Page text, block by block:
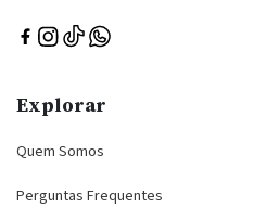
Explorar
Quem Somos
Perguntas Frequentes